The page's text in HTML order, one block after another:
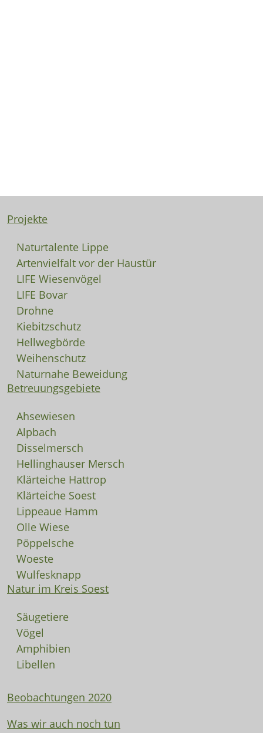
Projekte
Naturtalente Lippe
Artenvielfalt vor der Haustür
LIFE Wiesenvögel
LIFE Bovar
Drohne
Kiebitzschutz
Hellwegbörde
Weihenschutz
Naturnahe Beweidung
Betreuungsgebiete
Ahsewiesen
Alpbach
Disselmersch
Hellinghauser Mersch
Klärteiche Hattrop
Klärteiche Soest
Lippeaue Hamm
Olle Wiese
Pöppelsche
Woeste
Wulfesknapp
Natur im Kreis Soest
Säugetiere
Vögel
Amphibien
Libellen
Beobachtungen 2020
Was wir auch noch tun